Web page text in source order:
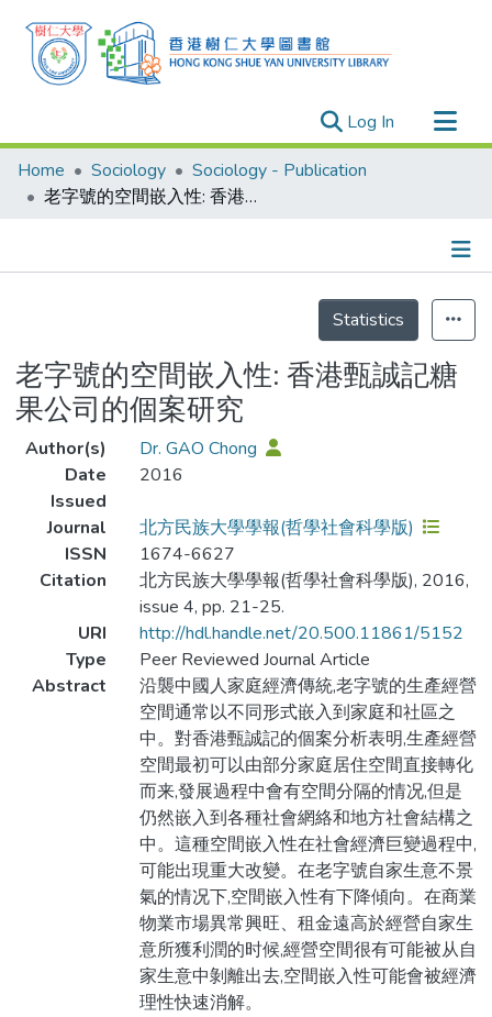
Log In (current)
Research Outputs
Researchers
Projects
Home Sociology
Sociology - Publication
老字號的空間嵌入性: 香港甄誠記糖果公司的個案研究
Statistics
老字號的空間嵌入性: 香港甄誠記糖
果公司的個案研究
Author(s)
Dr. GAO Chong
Date
Issued
2016
Journal
北方民族大學學報(哲學社會科學版)
ISSN
1674-6627
Citation
北方民族大學學報(哲學社會科學版), 2016,
issue 4, pp. 21-25.
URI
http://hdl.handle.net/20.500.11861/5152
Type
Peer Reviewed Journal Article
Abstract
沿襲中國人家庭經濟傳統,老字號的生產經營
空間通常以不同形式嵌入到家庭和社區之
中。對香港甄誠記的個案分析表明,生產經營
空間最初可以由部分家庭居住空間直接轉化
而来,發展過程中會有空間分隔的情况,但是
仍然嵌入到各種社會網絡和地方社會結構之
中。這種空間嵌入性在社會經濟巨變過程中,
可能出現重大改變。在老字號自家生意不景
氣的情况下,空間嵌入性有下降傾向。在商業
物業市場異常興旺、租金遠高於經營自家生
意所獲利潤的时候,經營空間很有可能被从自
家生意中剝離出去,空間嵌入性可能會被經濟
理性快速消解。